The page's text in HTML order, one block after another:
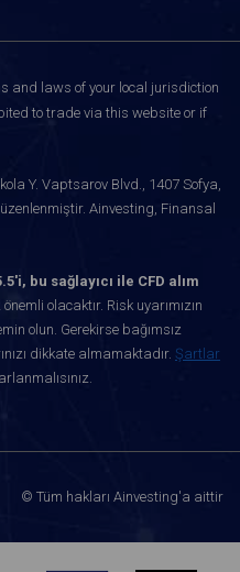
and laws of your local jurisdiction
to trade via this website or if
Y. Vaptsarov Blvd., 1407 Sofya,
Ainvesting, Finansal
bu sağlayıcı ile CFD alım
olacaktır. Risk uyarımızın
olun. Gerekirse bağımsız
dikkate almamaktadır. Şartlar
© Tüm hakları Ainvesting'a aittir